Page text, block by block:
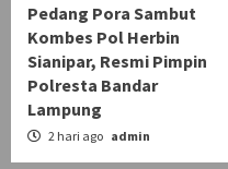
Pedang Pora Sambut
Kombes Pol Herbin
Sianipar, Resmi Pimpin
Polresta Bandar
Lampung
2 hari ago admin